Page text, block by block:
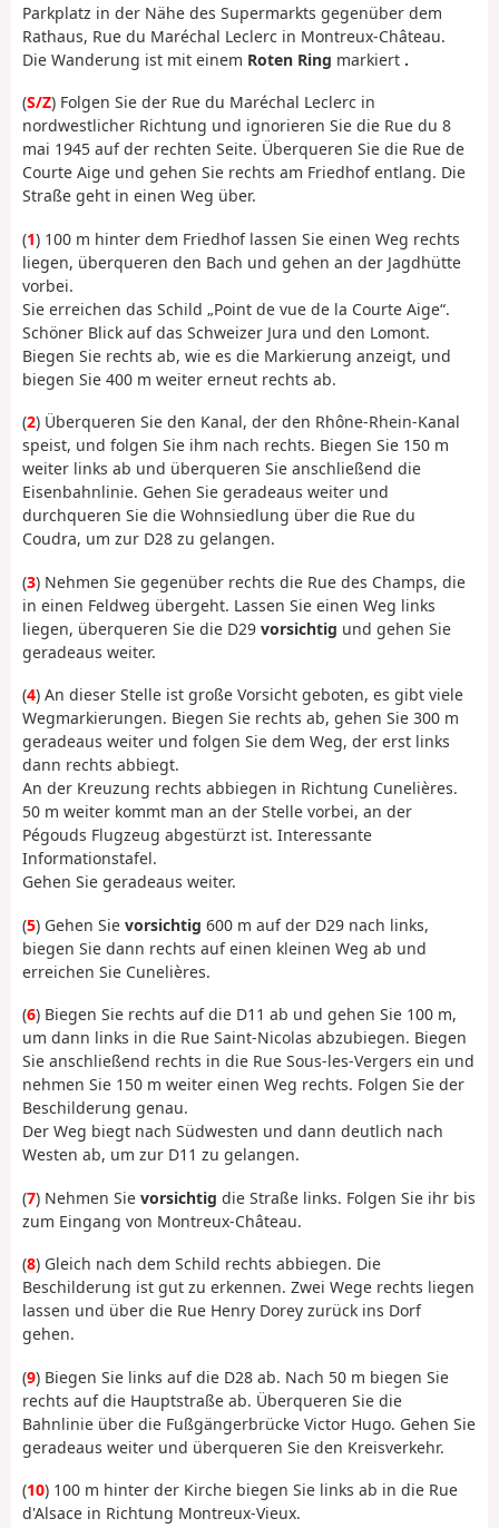
Parkplatz in der Nähe des Supermarkts gegenüber dem
Rathaus, Rue du Maréchal Leclerc in Montreux-Château.
Die Wanderung ist mit einem Roten Ring markiert .
(S/Z) Folgen Sie der Rue du Maréchal Leclerc in
nordwestlicher Richtung und ignorieren Sie die Rue du 8
mai 1945 auf der rechten Seite. Überqueren Sie die Rue de
Courte Aige und gehen Sie rechts am Friedhof entlang. Die
Straße geht in einen Weg über.
(1) 100 m hinter dem Friedhof lassen Sie einen Weg rechts
liegen, überqueren den Bach und gehen an der Jagdhütte
vorbei.
Sie erreichen das Schild „Point de vue de la Courte Aige“.
Schöner Blick auf das Schweizer Jura und den Lomont.
Biegen Sie rechts ab, wie es die Markierung anzeigt, und
biegen Sie 400 m weiter erneut rechts ab.
(2) Überqueren Sie den Kanal, der den Rhône-Rhein-Kanal
speist, und folgen Sie ihm nach rechts. Biegen Sie 150 m
weiter links ab und überqueren Sie anschließend die
Eisenbahnlinie. Gehen Sie geradeaus weiter und
durchqueren Sie die Wohnsiedlung über die Rue du
Coudra, um zur D28 zu gelangen.
(3) Nehmen Sie gegenüber rechts die Rue des Champs, die
in einen Feldweg übergeht. Lassen Sie einen Weg links
liegen, überqueren Sie die D29 vorsichtig und gehen Sie
geradeaus weiter.
(4) An dieser Stelle ist große Vorsicht geboten, es gibt viele
Wegmarkierungen. Biegen Sie rechts ab, gehen Sie 300 m
geradeaus weiter und folgen Sie dem Weg, der erst links
dann rechts abbiegt.
An der Kreuzung rechts abbiegen in Richtung Cunelières.
50 m weiter kommt man an der Stelle vorbei, an der
Pégouds Flugzeug abgestürzt ist. Interessante
Informationstafel.
Gehen Sie geradeaus weiter.
(5) Gehen Sie vorsichtig 600 m auf der D29 nach links,
biegen Sie dann rechts auf einen kleinen Weg ab und
erreichen Sie Cunelières.
(6) Biegen Sie rechts auf die D11 ab und gehen Sie 100 m,
um dann links in die Rue Saint-Nicolas abzubiegen. Biegen
Sie anschließend rechts in die Rue Sous-les-Vergers ein und
nehmen Sie 150 m weiter einen Weg rechts. Folgen Sie der
Beschilderung genau.
Der Weg biegt nach Südwesten und dann deutlich nach
Westen ab, um zur D11 zu gelangen.
(7) Nehmen Sie vorsichtig die Straße links. Folgen Sie ihr bis
zum Eingang von Montreux-Château.
(8) Gleich nach dem Schild rechts abbiegen. Die
Beschilderung ist gut zu erkennen. Zwei Wege rechts liegen
lassen und über die Rue Henry Dorey zurück ins Dorf
gehen.
(9) Biegen Sie links auf die D28 ab. Nach 50 m biegen Sie
rechts auf die Hauptstraße ab. Überqueren Sie die
Bahnlinie über die Fußgängerbrücke Victor Hugo. Gehen Sie
geradeaus weiter und überqueren Sie den Kreisverkehr.
(10) 100 m hinter der Kirche biegen Sie links ab in die Rue
d'Alsace in Richtung Montreux-Vieux.